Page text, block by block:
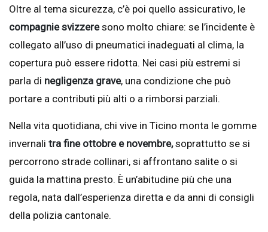
Oltre al tema sicurezza, c’è poi quello assicurativo, le
compagnie svizzeresono molto chiare: se l’incidente è
collegato all’uso di pneumatici inadeguati al clima, la
copertura può essere ridotta. Nei casi più estremi si
parla di negligenza grave, una condizione che può
portare a contributi più alti o a rimborsi parziali.
Nella vita quotidiana, chi vive in Ticino monta le gomme
invernali tra fine ottobre e novembre,soprattutto se si
percorrono strade collinari, si affrontano salite o si
guida la mattina presto. È un’abitudine più che una
regola, nata dall’esperienza diretta e da anni di consigli
della polizia cantonale.